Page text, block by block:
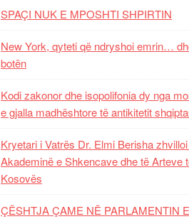
SPAÇI NUK E MPOSHTI SHPIRTIN
New York, qyteti që ndryshoi emrin…
botën
Kodi zakonor dhe isopolifonia dy nga
e gjalla madhështore të antikitetit
Kryetari i Vatrës Dr. Elmi Berisha
Akademinë e Shkencave dhe të Arteve
Kosovës
ÇËSHTJA ÇAME NË PARLAMENTIN E